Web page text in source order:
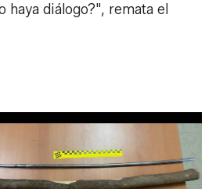
haya diálogo?", remata el